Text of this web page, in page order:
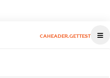
CAHEADER.GETTEST